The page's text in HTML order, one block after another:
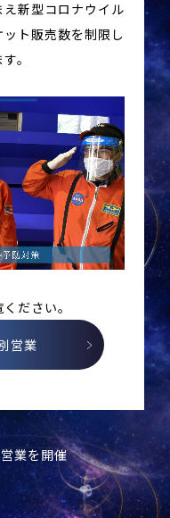
新型コロナウイル
ト販売数を制限し
。
ださい。
営業
業を開催